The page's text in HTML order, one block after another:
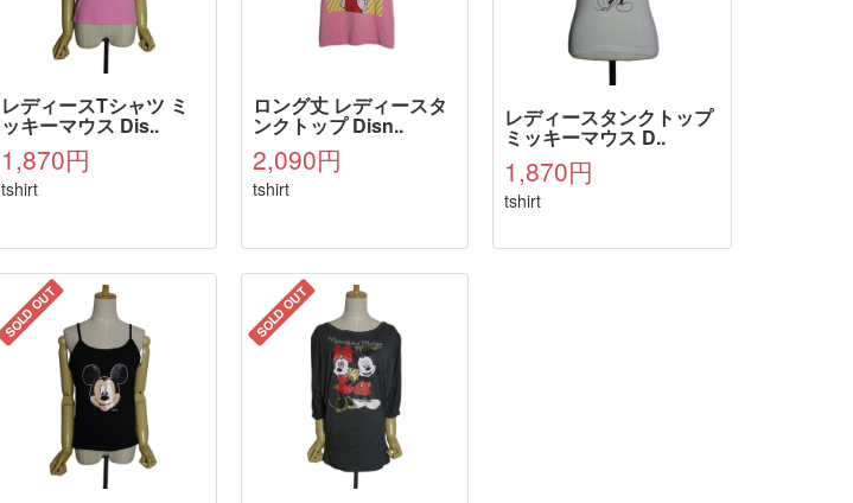
レディースTシャツ ミ
ッキーマウス Dis..
1,870円
tshirt
ロング丈 レディースタ
ンクトップ Disn..
2,090円
tshirt
レディースタンクトップ
ミッキーマウス D..
1,870円
tshirt
SOLD OUT SOLD OUT